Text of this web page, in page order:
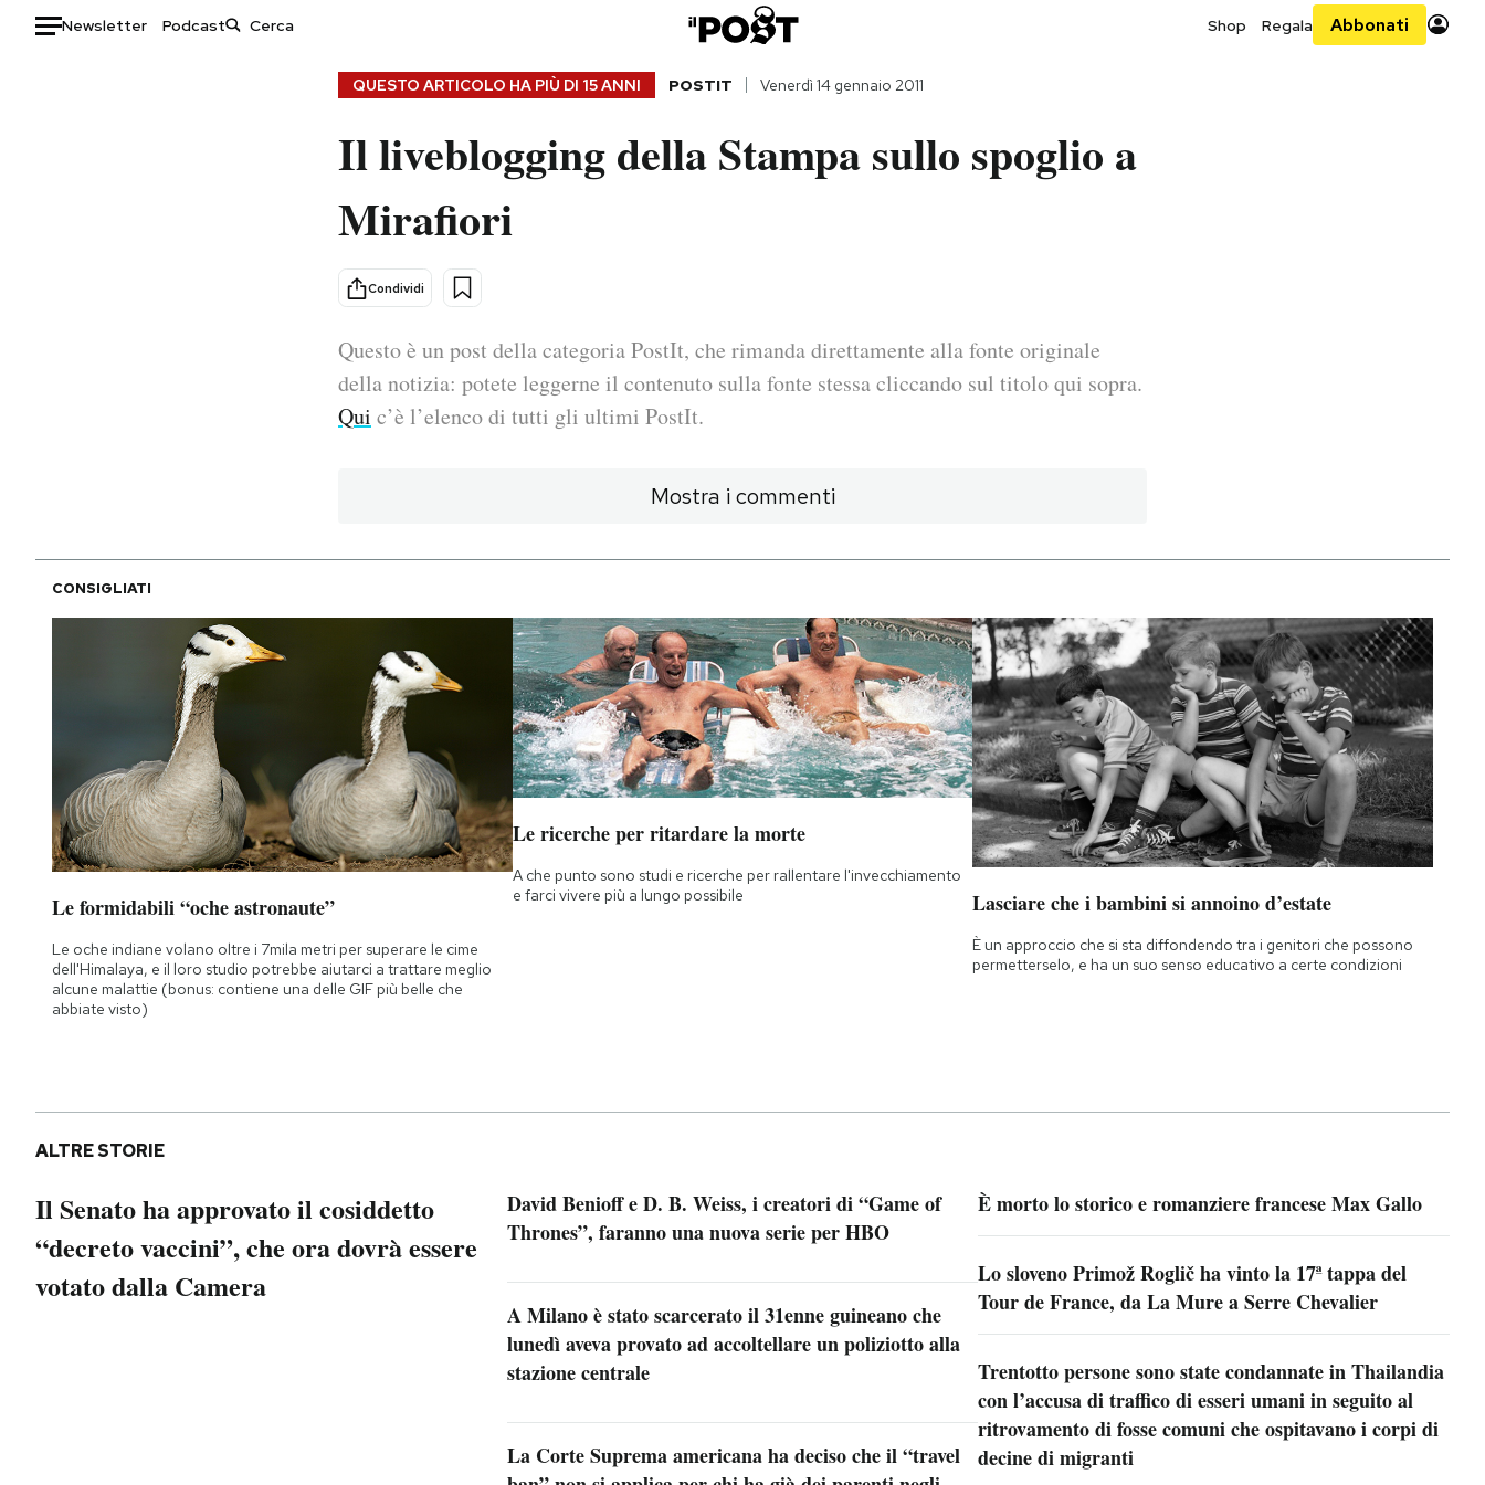
Newsletter Podcast Shop Regala Abbonati
Storie/Idee
Ok Boomer!
Altrecose
I MIEI PREFERITI
CALENDARIO
AREA PERSONALE
Area Personale
Newsletter
Notifiche mobile
QUESTO ARTICOLO HA PIÙ DI 15 ANNI POSTIT Venerdì 14 gennaio 2011
Il liveblogging della Stampa sullo spoglio a
Mirafiori
Condividi
Questo è un post della categoria PostIt, che rimanda direttamente alla fonte originale
della notizia: potete leggerne il contenuto sulla fonte stessa cliccando sul titolo qui sopra.
Qui c’è l’elenco di tutti gli ultimi PostIt.
Mostra i commenti
CONSIGLIATI
Le formidabili “oche astronaute”
Le oche indiane volano oltre i 7mila metri per superare le cime
dell'Himalaya, e il loro studio potrebbe aiutarci a trattare meglio
alcune malattie (bonus: contiene una delle GIF più belle che
abbiate visto)
Le ricerche per ritardare la morte
A che punto sono studi e ricerche per rallentare l'invecchiamento
e farci vivere più a lungo possibile
Lasciare che i bambini si annoino d’estate
È un approccio che si sta diffondendo tra i genitori che possono
permetterselo, e ha un suo senso educativo a certe condizioni
ALTRE STORIE
Il Senato ha approvato il cosiddetto
“decreto vaccini”, che ora dovrà essere
votato dalla Camera
David Benioff e D. B. Weiss, i creatori di “Game of
Thrones”, faranno una nuova serie per HBO
A Milano è stato scarcerato il 31enne guineano che
lunedì aveva provato ad accoltellare un poliziotto alla
stazione centrale
La Corte Suprema americana ha deciso che il “travel
È morto lo storico e romanziere francese Max Gallo
Lo sloveno Primož Roglič ha vinto la 17ª tappa del
Tour de France, da La Mure a Serre Chevalier
Trentotto persone sono state condannate in Thailandia
con l’accusa di traffico di esseri umani in seguito al
ritrovamento di fosse comuni che ospitavano i corpi di
decine di migranti